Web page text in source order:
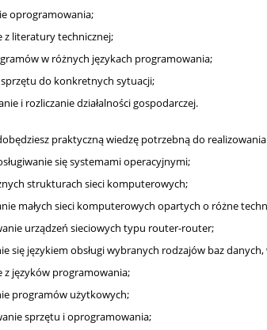
oprogramowania;
z literatury technicznej;
w różnych językach programowania;
do konkretnych sytuacji;
i rozliczanie działalności gospodarczej.
praktyczną wiedzę potrzebną do
się systemami operacyjnymi;
strukturach sieci komputerowych;
małych sieci komputerowych opartych o różne
urządzeń sieciowych typu router-router;
się językiem obsługi wybranych rodzajów baz
z języków programowania;
programów użytkowych;
sprzętu i oprogramowania;